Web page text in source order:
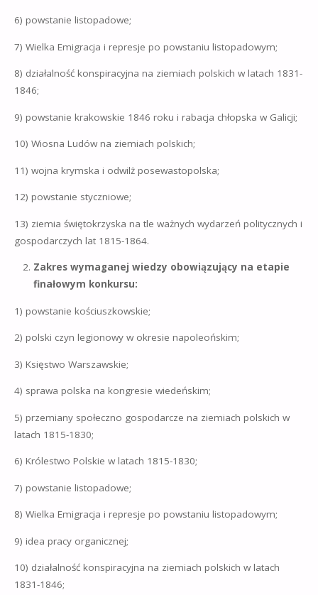
6) powstanie listopadowe;
7) Wielka Emigracja i represje po powstaniu listopadowym;
8) działalność konspiracyjna na ziemiach polskich w latach 1831-
1846;
9) powstanie krakowskie 1846 roku i rabacja chłopska w Galicji;
10) Wiosna Ludów na ziemiach polskich;
11) wojna krymska i odwilż posewastopolska;
12) powstanie styczniowe;
13) ziemia świętokrzyska na tle ważnych wydarzeń politycznych i
gospodarczych lat 1815-1864.
Zakres wymaganej wiedzy obowiązujący na etapie
finałowym konkursu:
1) powstanie kościuszkowskie;
2) polski czyn legionowy w okresie napoleońskim;
3) Księstwo Warszawskie;
4) sprawa polska na kongresie wiedeńskim;
5) przemiany społeczno gospodarcze na ziemiach polskich w
latach 1815-1830;
6) Królestwo Polskie w latach 1815-1830;
7) powstanie listopadowe;
8) Wielka Emigracja i represje po powstaniu listopadowym;
9) idea pracy organicznej;
10) działalność konspiracyjna na ziemiach polskich w latach
1831-1846;